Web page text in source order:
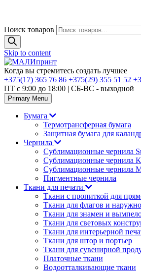
Поиск товаров
Skip to content
Когда вы стремитесь создать лучшее
+375(17) 365 76 86 +375(29) 355 51 52
ПТ с 9:00 до 18:00 | CБ-ВС - выходной
Primary Menu
Бумага
Термотрансферная бумага
Защитная бумага для
Чернила
Сублимационные чернила
Сублимационные чернила
Сублимационные чернила
Пигментные чернила
Ткани для печати
Ткани с пропиткой для
Ткани для флагов и
Ткани для знамен и
Ткани для световых
Ткани для интерьерной
Ткани для штор и портьер
Ткани для сувенирной
Платочные ткани
Водоотталкивающие ткани